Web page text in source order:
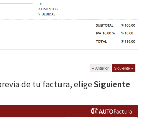
de tu factura, eligeSiguiente